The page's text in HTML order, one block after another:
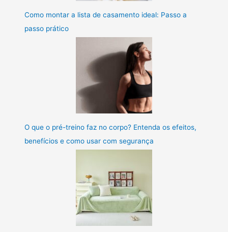
Como montar a lista de casamento ideal: Passo a
passo prático
O que o pré-treino faz no corpo? Entenda os efeitos,
benefícios e como usar com segurança